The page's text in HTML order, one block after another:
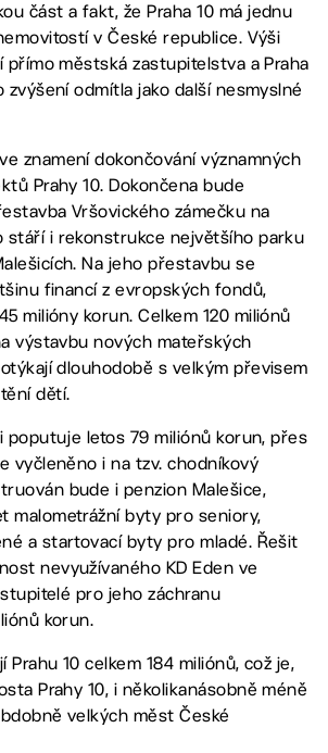
část a fakt, že Praha 10 má jednu
v České republice. Výši
městská zastupitelstva a Praha
zvýšení odmítla jako další nesmyslné
znamení dokončování významných
Prahy 10. Dokončena bude
Vršovického zámečku na
stáří i rekonstrukce největšího parku
Na jeho přestavbu se
financí z evropských fondů,
milióny korun. Celkem 120 miliónů
výstavbu nových mateřských
dlouhodobě s velkým převisem
dětí.
poputuje letos 79 miliónů korun, přes
vyčleněno i na tzv. chodníkový
bude i penzion Malešice,
malometrážní byty pro seniory,
a startovací byty pro mladé. Řešit
nevyužívaného KD Eden ve
pro jeho záchranu
korun.
Prahu 10 celkem 184 miliónů, což je,
Prahy 10, i několikanásobně méně
velkých měst České